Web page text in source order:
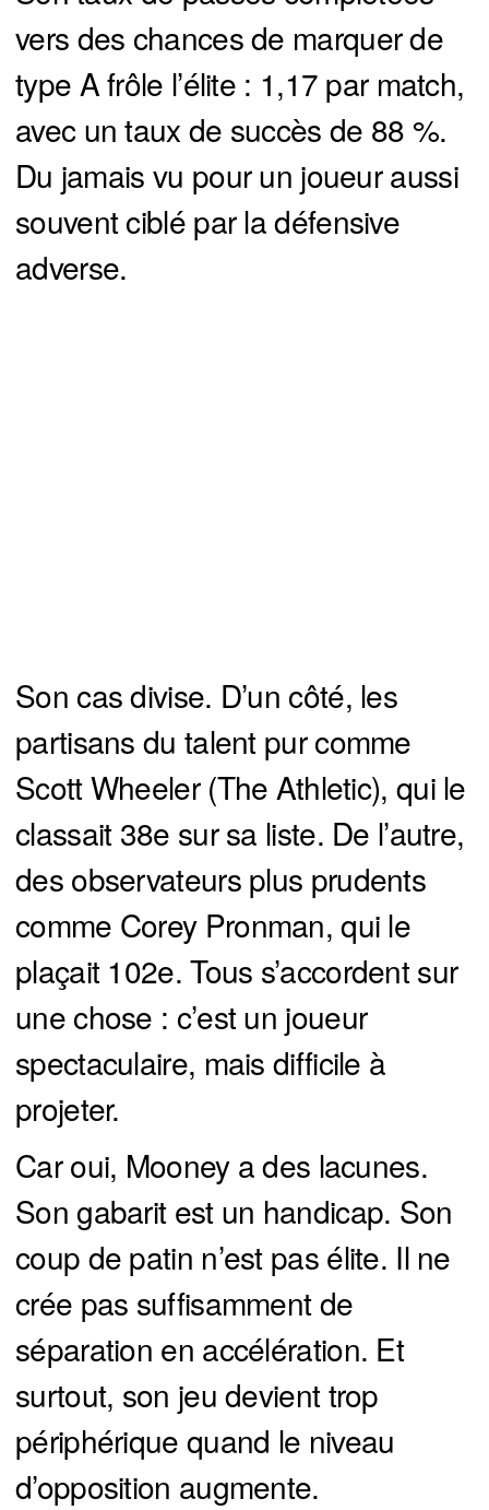
vers des chances de marquer de
type A frôle l’élite : 1,17 par match,
avec un taux de succès de 88 %.
Du jamais vu pour un joueur aussi
souvent ciblé par la défensive
adverse.
Son cas divise. D’un côté, les
partisans du talent pur comme
Scott Wheeler (The Athletic), qui le
classait 38e sur sa liste. De l’autre,
des observateurs plus prudents
comme Corey Pronman, qui le
plaçait 102e. Tous s’accordent sur
une chose : c’est un joueur
spectaculaire, mais difficile à
projeter.
Car oui, Mooney a des lacunes.
Son gabarit est un handicap. Son
coup de patin n’est pas élite. Il ne
crée pas suffisamment de
séparation en accélération. Et
surtout, son jeu devient trop
périphérique quand le niveau
d’opposition augmente.